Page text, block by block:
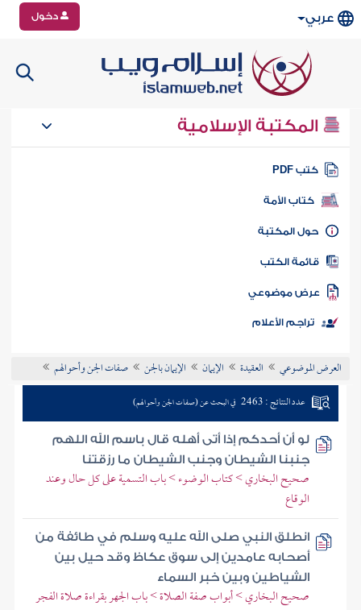
عربي دخول
المكتبة الإسلامية
كتب PDF
كتاب الأمة
المكتبة
الكتب
موضوعي
تراجم الأعلام
العرض الموضوعي العقيدة الإيمان الإيمان بالجن صفات الجن وأحوالهم
عدد النتائج : 2463 في البحث عن (صفات الجن وأحوالهم)
لو أن أحدكم إذا أتى أهله قال باسم الله اللهم
جنبنا الشيطان وجنب الشيطان ما رزقتنا
صحيح البخاري > كتاب الوضوء > باب التسمية على كل حال وعند
الوقاع
انطلق النبي صلى الله عليه وسلم في طائفة من
أصحابه عامدين إلى سوق عكاظ وقد حيل بين
الشياطين وبين خبر السماء
صحيح البخاري > أبواب صفة الصلاة > باب الجهر بقراءة صلاة الفجر